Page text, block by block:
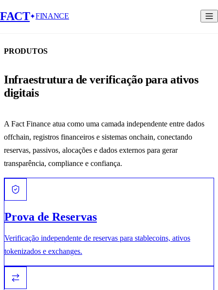
FACT FINANCE
PRODUTOS
Infraestrutura de verificação para ativos
digitais
A Fact Finance atua como uma camada independente entre dados
offchain, registros financeiros e sistemas onchain, conectando
reservas, passivos, alocações e dados externos para gerar
transparência, compliance e confiança.
Prova de Reservas
Verificação independente de reservas para stablecoins, ativos
tokenizados e exchanges.